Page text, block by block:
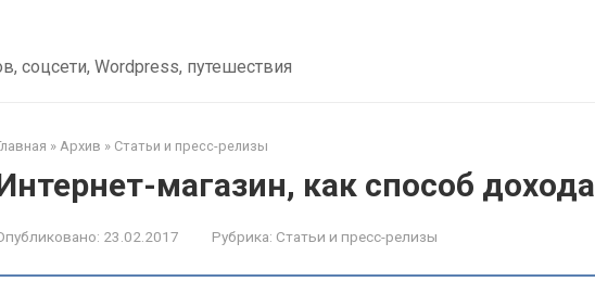
соцсети, Wordpress, путешествия
» Архив » Статьи и пресс-релизы
магазин, как способ дохода
23.02.2017 Рубрика: Статьи и пресс-релизы